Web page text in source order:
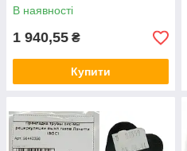
В наявності
1 940,55 ₴
Купити